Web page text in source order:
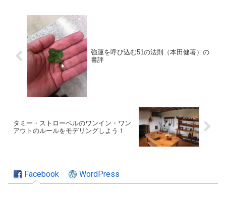
強運を呼び込む51の法則（本田健著）の
書評
タミー・ストローベルのワンイン・ワン
アウトのルールをモデリングしよう！
Facebook WordPress